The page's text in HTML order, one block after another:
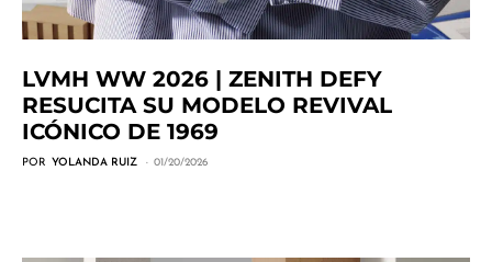
LVMH WW 2026 | ZENITH DEFY
RESUCITA SU MODELO REVIVAL
ICÓNICO DE 1969
POR YOLANDA RUIZ 01/20/2026